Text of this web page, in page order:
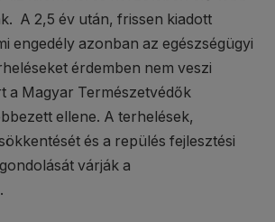
A 2,5 év után, frissen kiadott
engedély azonban az egészségügyi
érdemben nem veszi
a Magyar Természetvédők
ellene. A terhelések,
és a repülés fejlesztési
várják a